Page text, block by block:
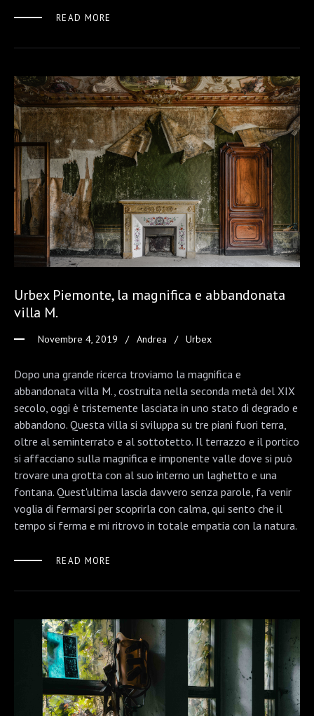
READ MORE
Urbex Piemonte, la magnifica e abbandonata
villa M.
Novembre 4, 2019 Andrea Urbex
Dopo una grande ricerca troviamo la magnifica e
abbandonata villa M., costruita nella seconda metà del XIX
secolo, oggi è tristemente lasciata in uno stato di degrado e
abbandono. Questa villa si sviluppa su tre piani fuori terra,
oltre al seminterrato e al sottotetto. Il terrazzo e il portico
si affacciano sulla magnifica e imponente valle dove si può
trovare una grotta con al suo interno un laghetto e una
fontana. Quest'ultima lascia davvero senza parole, fa venir
voglia di fermarsi per scoprirla con calma, qui sento che il
tempo si ferma e mi ritrovo in totale empatia con la natura.
READ MORE